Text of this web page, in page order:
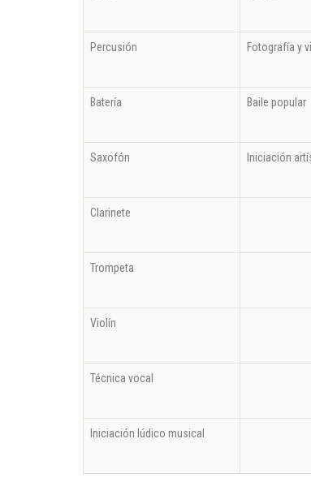
Percusión Fotografía y
Batería Baile popular
Saxofón Iniciación
Clarinete
Trompeta
Violín
Técnica vocal
Iniciación lúdico musical